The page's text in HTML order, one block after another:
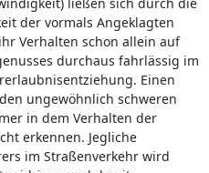
der vormals Angeklagten
Verhalten schon allein auf
durchaus fahrlässig im
Einen
ungewöhnlich schweren
in dem Verhalten der
erkennen. Jegliche
im Straßenverkehr wird